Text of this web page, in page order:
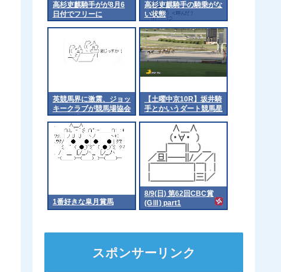
高杉吏麒騎手がが8月6
日付でフリーに
高杉吏麒騎手の騎乗がな
い状態
英競馬界に激震、ジョッ
キークラブが競馬場協会
から脱退
【土曜中京10R】坂井騎
手とかいうダート競馬星
人
1番好きな皐月賞馬
8/9(日) 第62回CBC賞
(GⅢ) part1
スポンサーリンク